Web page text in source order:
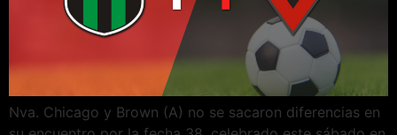
Nva. Chicago y Brown (A) no se sacaron diferencias en